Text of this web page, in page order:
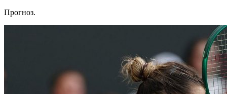
Прогноз.